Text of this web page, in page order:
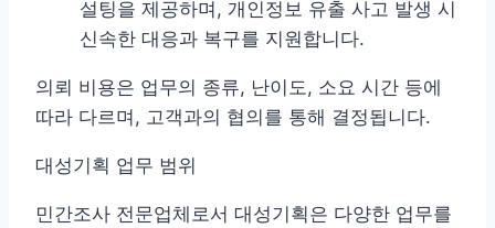
설팅을 제공하며, 개인정보 유출 사고 발생 시
신속한 대응과 복구를 지원합니다.
의뢰 비용은 업무의 종류, 난이도, 소요 시간 등에
따라 다르며, 고객과의 협의를 통해 결정됩니다.
대성기획 업무 범위
민간조사 전문업체로서 대성기획은 다양한 업무를